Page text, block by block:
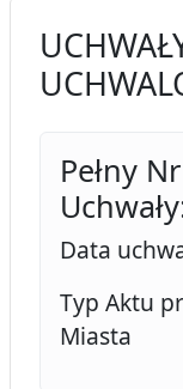
Pełny Nr
Data
Typ Aktu
Miasta